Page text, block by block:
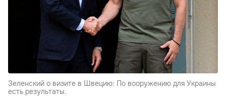
Зеленский о визите в Швецию: По вооружению для Украины
есть результаты.